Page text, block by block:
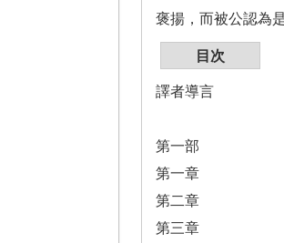
褒揚，而被公認為
目次
譯者導言
第一部
第一章
第二章
第三章